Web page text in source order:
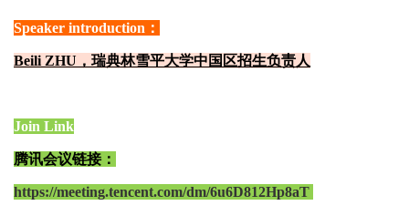
Speaker introduction：
Beili ZHU，瑞典林雪平大学中国区招生负责人
Join Link
腾讯会议链接：
https://meeting.tencent.com/dm/6u6D812Hp8aT